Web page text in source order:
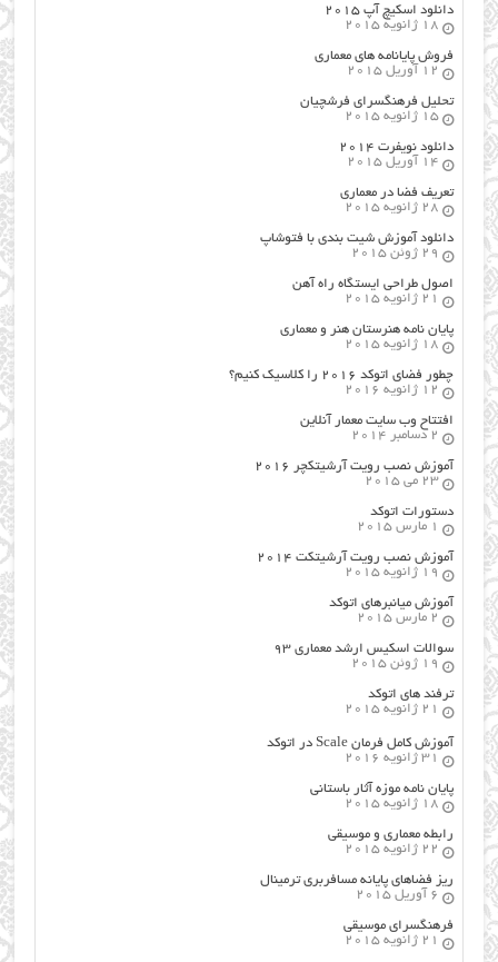
دانلود اسکیچ آپ ۲۰۱۵
18 ژانویه 2015
فروش پایانامه های معماری
12 آوریل 2015
تحلیل فرهنگسرای فرشچیان
15 ژانویه 2015
دانلود نویفرت ۲۰۱۴
14 آوریل 2015
تعریف فضا در معماری
28 ژانویه 2015
دانلود آموزش شیت بندی با فتوشاپ
29 ژوئن 2015
اصول طراحي ایستگاه راه آهن
21 ژانویه 2015
پایان نامه هنرستان هنر و معماري
18 ژانویه 2015
چطور فضای اتوکد ۲۰۱۶ را کلاسیک کنیم؟
12 ژانویه 2016
افتتاح وب سایت معمار آنلاین
2 دسامبر 2014
آموزش نصب رویت آرشیتکچر ۲۰۱۶
23 می 2015
دستورات اتوکد
1 مارس 2015
آموزش نصب رویت آرشیتکت ۲۰۱۴
19 ژانویه 2015
آموزش میانبرهای اتوکد
2 مارس 2015
سوالات اسکیس ارشد معماری ۹۳
19 ژوئن 2015
ترفند های اتوکد
21 ژانویه 2015
آموزش کامل فرمان Scale در اتوکد
31 ژانویه 2016
پایان نامه موزه آثار باستانی
18 ژانویه 2015
رابطه معماری و موسیقی
22 ژانویه 2015
ریز فضاهای پایانه مسافربری ترمینال
6 آوریل 2015
فرهنگسراي موسيقي
21 ژانویه 2015